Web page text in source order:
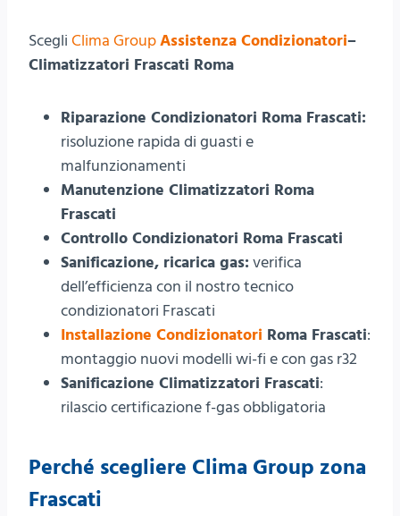
Scegli Clima GroupAssistenza Condizionatori–
Climatizzatori Frascati Roma
Riparazione Condizionatori Roma Frascati:
risoluzione rapida di guasti e
malfunzionamenti
Manutenzione Climatizzatori Roma
Frascati
Controllo Condizionatori Roma Frascati
Sanificazione, ricarica gas: verifica
dell’efficienza con il nostro tecnico
condizionatori Frascati
Installazione Condizionatori Roma Frascati:
montaggio nuovi modelli wi-fi e con gas r32
Sanificazione Climatizzatori Frascati:
rilascio certificazione f-gas obbligatoria
Perché scegliere Clima Group zona
Frascati